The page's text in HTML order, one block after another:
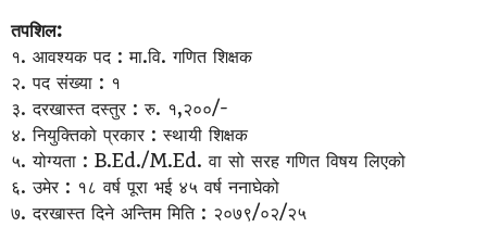
तपशिल:
१. आवश्यक पद : मा.वि. गणित शिक्षक
२. पद संख्या : १
३. दरखास्त दस्तुर : रु. १,२००/-
४. नियुक्तिको प्रकार : स्थायी शिक्षक
५. योग्यता : B.Ed./M.Ed. वा सो सरह गणित विषय लिएको
६. उमेर : १८ वर्ष पूरा भई ४५ वर्ष ननाघेको
७. दरखास्त दिने अन्तिम मिति : २०७९/०२/२५